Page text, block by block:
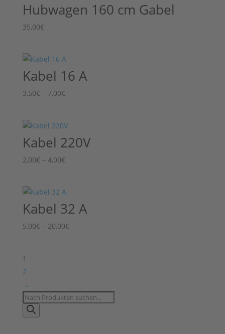
Hubwagen 160 cm Gabel
35,00€
Kabel 16 A
3,50€ – 7,00€Preisspanne:
7,00€
Kabel 220V
2,00€ – 4,00€Preisspanne:
4,00€
Kabel 32 A
5,00€ – 20,00€Preisspanne:
1
2
→
Products
search